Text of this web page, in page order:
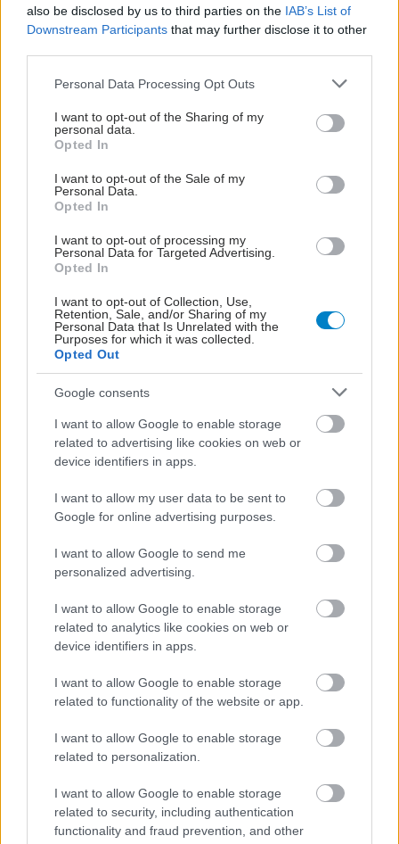
also be disclosed by us to third parties on the IAB’s List of
Downstream Participants that may further disclose it to other
Please note that this website/app uses one or more Google
not limited to your visit or usage behaviour. You may click to
grant or deny consent to Google and its third-party tags to
use your data for below specified purposes in below Google
consent section.
Personal Data Processing Opt Outs
I want to opt-out of the Sharing of my
personal data.
Opted In
I want to opt-out of the Sale of my
Personal Data.
Opted In
I want to opt-out of processing my
Personal Data for Targeted Advertising.
Opted In
I want to opt-out of Collection, Use,
Retention, Sale, and/or Sharing of my
Personal Data that Is Unrelated with the
Purposes for which it was collected.
Opted Out
Google consents
I want to allow Google to enable storage
related to advertising like cookies on web or
device identifiers in apps.
I want to allow my user data to be sent to
Google for online advertising purposes.
I want to allow Google to send me
personalized advertising.
I want to allow Google to enable storage
related to analytics like cookies on web or
device identifiers in apps.
I want to allow Google to enable storage
related to functionality of the website or app.
I want to allow Google to enable storage
related to personalization.
I want to allow Google to enable storage
related to security, including authentication
functionality and fraud prevention, and other
Loading...
Προσθήκη Σχολίου